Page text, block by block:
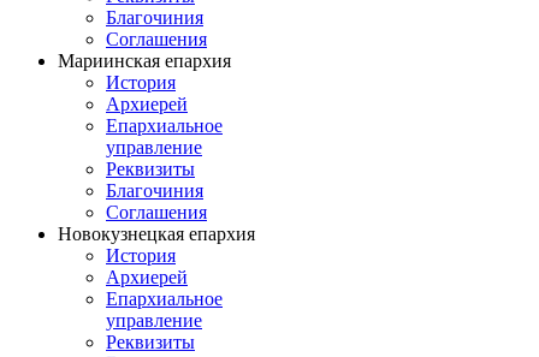
Благочиния
Соглашения
Мариинская епархия
История
Архиерей
Епархиальное
управление
Реквизиты
Благочиния
Соглашения
Новокузнецкая епархия
История
Архиерей
Епархиальное
управление
Реквизиты